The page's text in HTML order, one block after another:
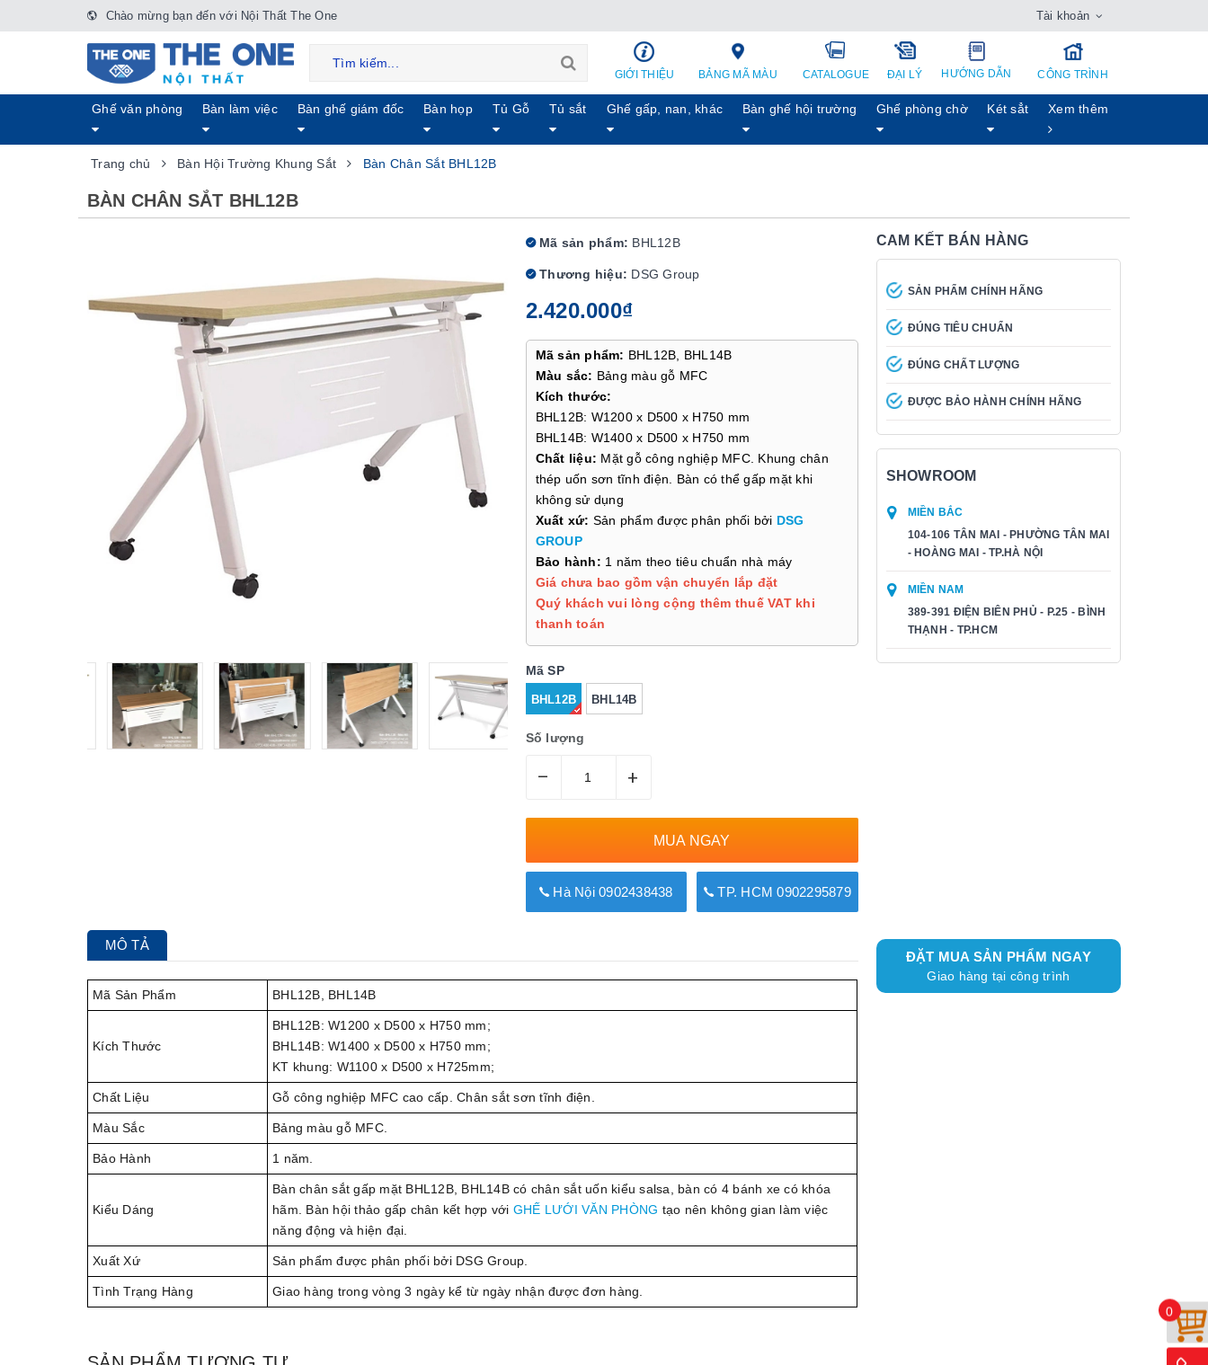
Chào mừng bạn đến với Nội Thất The One Tài khoản
GIỚI THIỆU BẢNG MÃ MÀU CATALOGUE ĐẠI LÝ HƯỚNG DẪN CÔNG TRÌNH
Ghế văn phòng Bàn làm việc Bàn ghế giám đốc Bàn họp Tủ Gỗ Tủ sắt Ghế gấp, nan, khác Bàn ghế hội trường Ghế phòng chờ Két sẳt Xem thêm
Trang chủ Bàn Hội Trường Khung Sắt Bàn Chân Sắt BHL12B
BÀN CHÂN SẮT BHL12B
Mã sản phẩm: BHL12B
Thương hiệu: DSG Group
2.420.000₫
Mã sản phẩm: BHL12B, BHL14B
Màu sắc: Bảng màu gỗ MFC
Kích thước:
BHL12B: W1200 x D500 x H750 mm
BHL14B: W1400 x D500 x H750 mm
Chất liệu: Mặt gỗ công nghiệp MFC. Khung chân
thép uốn sơn tĩnh điện. Bàn có thể gấp mặt khi
không sử dụng
Xuất xứ: Sản phẩm được phân phối bởi DSG
GROUP
Bảo hành: 1 năm theo tiêu chuẩn nhà máy
Giá chưa bao gồm vận chuyển lắp đặt
Quý khách vui lòng cộng thêm thuế VAT khi
thanh toán
Mã SP
BHL12B BHL14B
Số lượng
– +
MUA NGAY
Hà Nội 0902438438 TP. HCM 0902295879
CAM KẾT BÁN HÀNG
SẢN PHẨM CHÍNH HÃNG
ĐÚNG TIÊU CHUẨN
ĐÚNG CHẤT LƯỢNG
ĐƯỢC BẢO HÀNH CHÍNH HÃNG
SHOWROOM
MIỀN BẮC
104-106 TÂN MAI - PHƯỜNG TÂN MAI
- HOÀNG MAI - TP.HÀ NỘI
MIỀN NAM
389-391 ĐIỆN BIÊN PHỦ - P.25 - BÌNH
THẠNH - TP.HCM
MÔ TẢ
Mã Sản Phẩm BHL12B, BHL14B
Kích Thước
BHL12B: W1200 x D500 x H750 mm;
BHL14B: W1400 x D500 x H750 mm;
KT khung: W1100 x D500 x H725mm;
Chất Liệu Gỗ công nghiệp MFC cao cấp. Chân sắt sơn tĩnh điện.
Màu Sắc Bảng màu gỗ MFC.
Bảo Hành 1 năm.
Kiểu Dáng
Bàn chân sắt gấp mặt BHL12B, BHL14B có chân sắt uốn kiểu salsa, bàn có 4 bánh xe có khóa
hãm. Bàn hội thảo gấp chân kết hợp với GHẾ LƯỚI VĂN PHÒNG tạo nên không gian làm việc
năng động và hiện đại.
Xuất Xứ Sản phẩm được phân phối bởi DSG Group.
Tình Trạng Hàng Giao hàng trong vòng 3 ngày kể từ ngày nhận được đơn hàng.
ĐẶT MUA SẢN PHẨM NGAY
Giao hàng tại công trình
0